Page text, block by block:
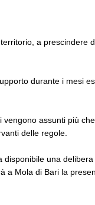
a prescindere
durante i mesi
assunti più
delle regole.
una
a Mola di Bari la